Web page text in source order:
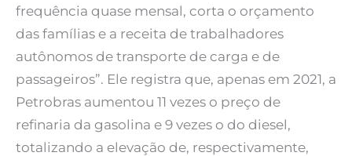
frequência quase mensal, corta o orçamento
das famílias e a receita de trabalhadores
autônomos de transporte de carga e de
passageiros”. Ele registra que, apenas em 2021, a
Petrobras aumentou 11 vezes o preço de
refinaria da gasolina e 9 vezes o do diesel,
totalizando a elevação de, respectivamente,